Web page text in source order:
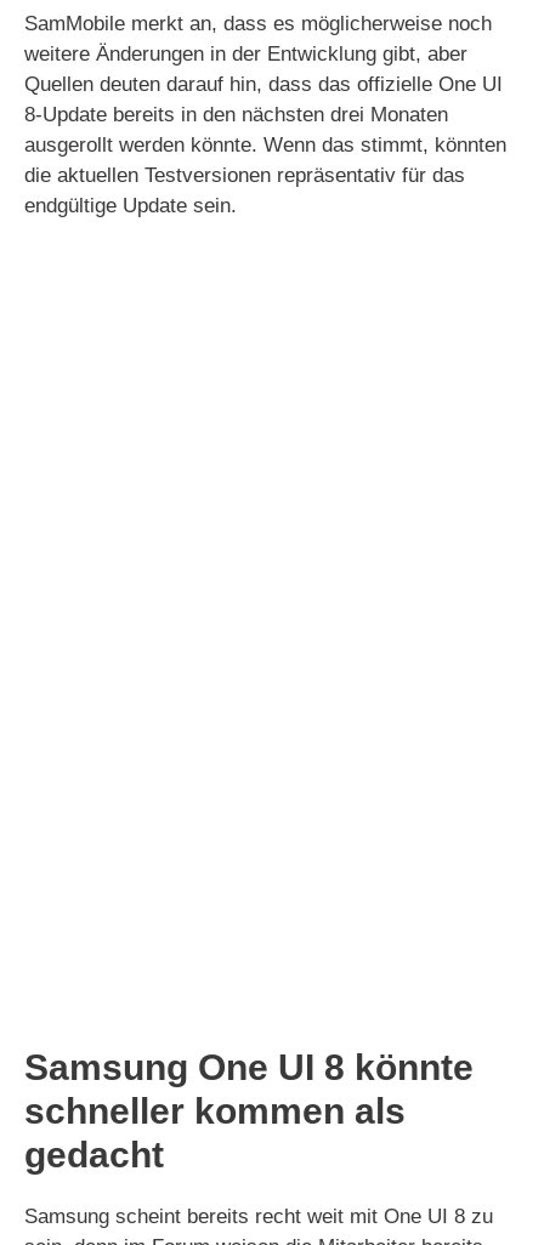
SamMobile merkt an, dass es möglicherweise noch
weitere Änderungen in der Entwicklung gibt, aber
Quellen deuten darauf hin, dass das offizielle One UI
8-Update bereits in den nächsten drei Monaten
ausgerollt werden könnte. Wenn das stimmt, könnten
die aktuellen Testversionen repräsentativ für das
endgültige Update sein.
Samsung One UI 8 könnte
schneller kommen als
gedacht
Samsung scheint bereits recht weit mit One UI 8 zu